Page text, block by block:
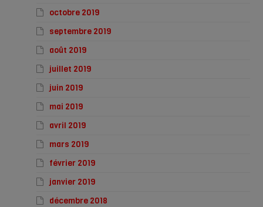
octobre 2019
septembre 2019
août 2019
juillet 2019
juin 2019
mai 2019
avril 2019
mars 2019
février 2019
janvier 2019
décembre 2018